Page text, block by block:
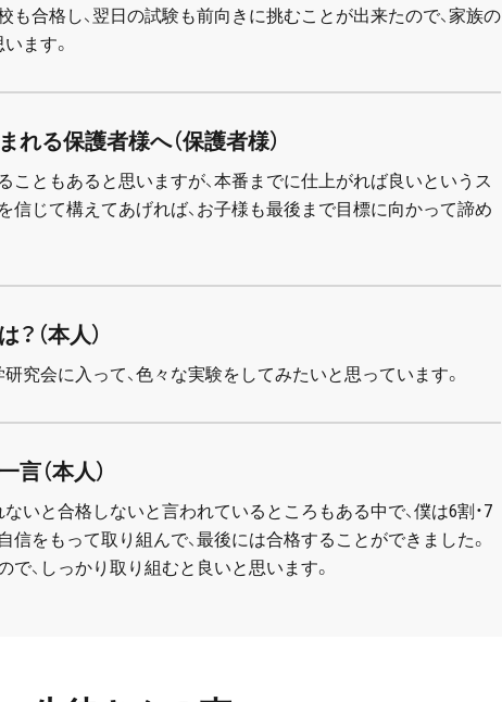
も合格し、翌日の試験も前向きに挑むことが出来たので、家族の
ます。
る保護者様へ（保護者様）
こともあると思いますが、本番までに仕上がれば良いというス
信じて構えてあげれば、お子様も最後まで目標に向かって諦め
（本人）
究会に入って、色々な実験をしてみたいと思っています。
（本人）
いと合格しないと言われているところもある中で、僕は6割・7
信をもって取り組んで、最後には合格することができました。
で、しっかり取り組むと良いと思います。